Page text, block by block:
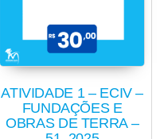
ATIVIDADE 1 – ECIV –
FUNDAÇÕES E
OBRAS DE TERRA –